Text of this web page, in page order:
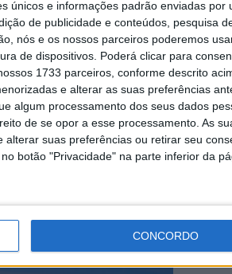
únicos e informações padrão enviadas por
de publicidade e conteúdos, pesquisa
nós e os nossos parceiros poderemos
de dispositivos. Poderá clicar para
1733 parceiros, conforme descrito
e alterar as suas preferências
algum processamento dos seus dados
de se opor a esse processamento. As
suas preferências ou retirar seu
botão "Privacidade" na parte inferior da
CONCORDO